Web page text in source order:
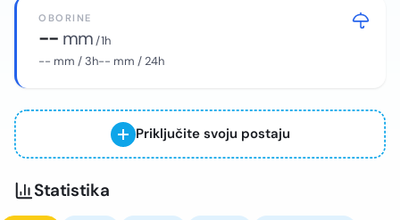
OBORINE
-- mm/ 1h
-- mm / 3h-- mm / 24h
Priključite svoju postaju
Statistika